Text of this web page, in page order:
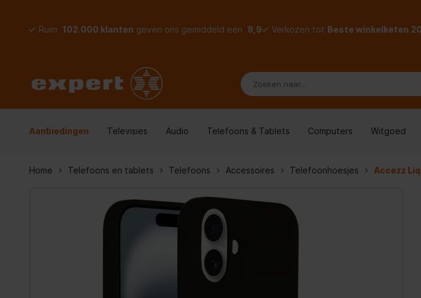
Ruim 102.000 klanten geven ons gemiddeld een 8,9 Verkozen tot Beste winkelketen
Aanbiedingen Televisies Audio Telefoons & Tablets Computers Witgoed
Home Telefoons en tablets Telefoons Accessoires Telefoonhoesjes Accezz